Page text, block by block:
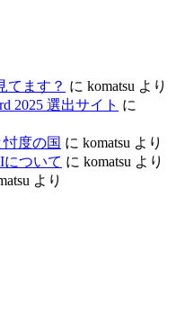
てます？ に komatsu より
2025 選出サイト に
度の国 に komatsu より
ついて に komatsu より
より